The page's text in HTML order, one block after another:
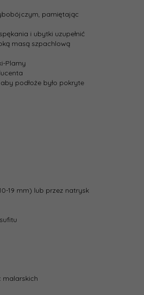
pamiętając
i ubytki uzupełnić
masą szpachlową
Plamy
podłoże było pokryte
19 mm) lub przez natrysk
malarskich